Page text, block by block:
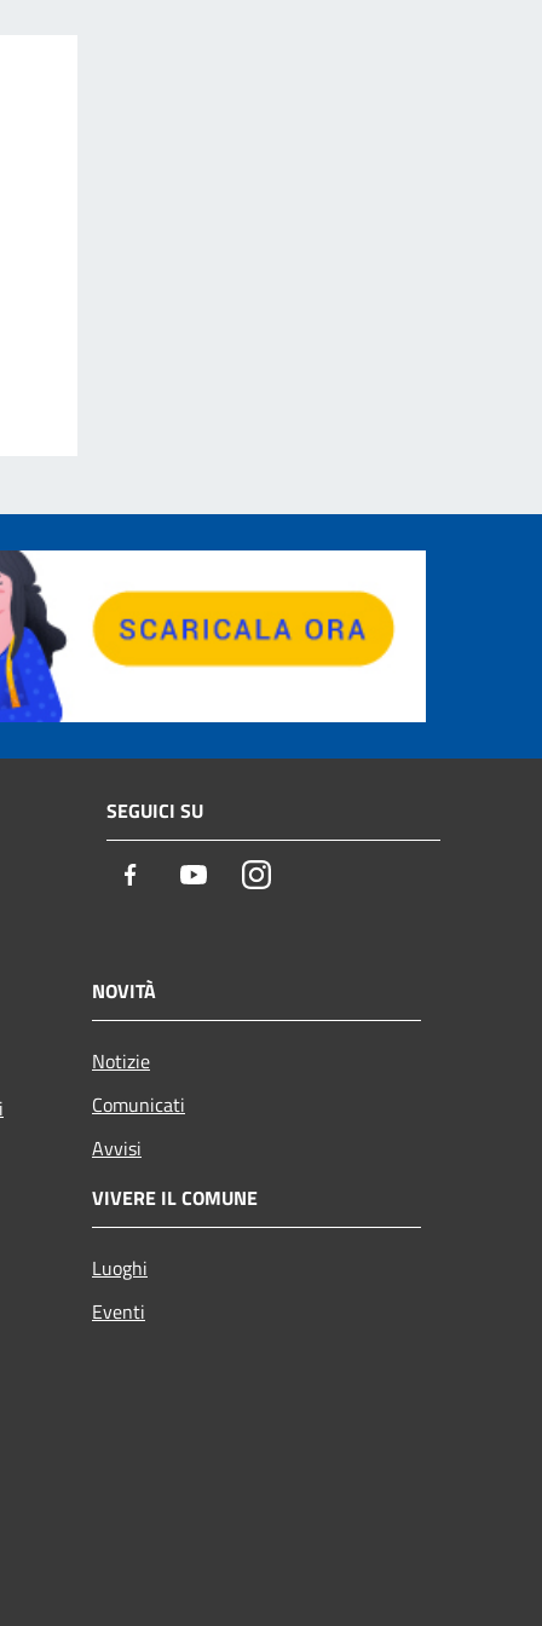
SEGUICI SU
Facebook YoutubeInstagram
NOVITÀ
Notizie
Comunicati
Avvisi
VIVERE IL COMUNE
Luoghi
Eventi